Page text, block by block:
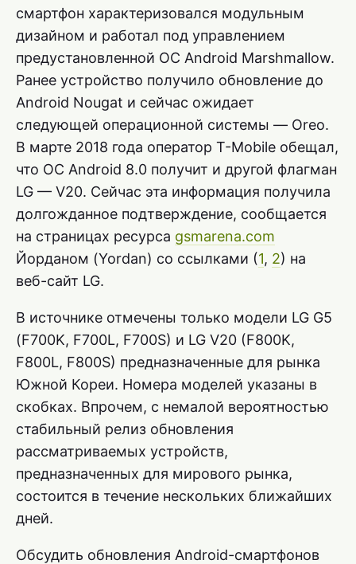
смартфон характеризовался модульным
дизайном и работал под управлением
предустановленной ОС Android Marshmallow.
Ранее устройство получило обновление до
Android Nougat и сейчас ожидает
следующей операционной системы — Oreo.
В марте 2018 года оператор T-Mobile обещал,
что ОС Android 8.0 получит и другой флагман
LG — V20. Сейчас эта информация получила
долгожданное подтверждение, сообщается
на страницах ресурса gsmarena.com
Йорданом (Yordan) со ссылками (1, 2) на
веб-сайт LG.
В источнике отмечены только модели LG G5
(F700K, F700L, F700S) и LG V20 (F800K,
F800L, F800S) предназначенные для рынка
Южной Кореи. Номера моделей указаны в
скобках. Впрочем, с немалой вероятностью
стабильный релиз обновления
рассматриваемых устройств,
предназначенных для мирового рынка,
состоится в течение нескольких ближайших
дней.
Обсудить обновления Android-смартфонов